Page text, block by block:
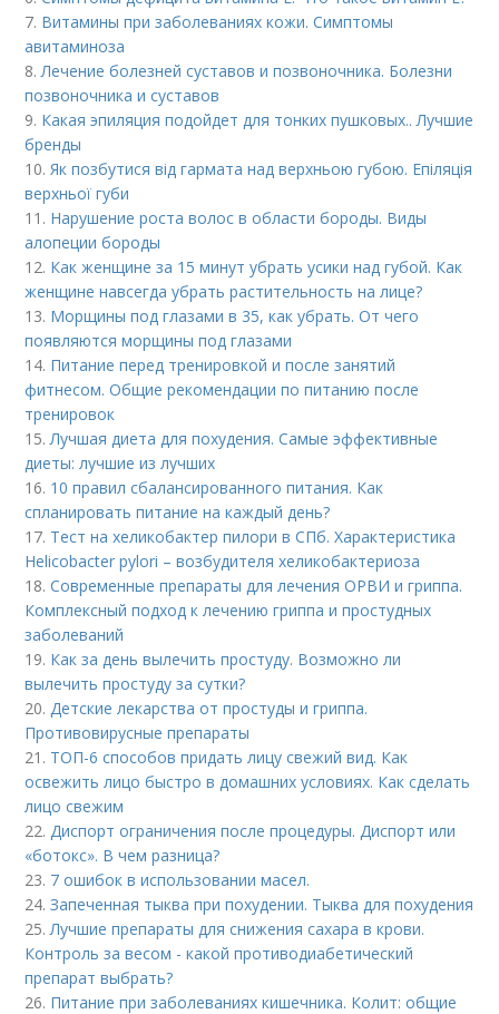
7. Витамины при заболеваниях кожи. Симптомы
авитаминоза
8. Лечение болезней суставов и позвоночника. Болезни
позвоночника и суставов
9. Какая эпиляция подойдет для тонких пушковых.. Лучшие
бренды
10. Як позбутися від гармата над верхньою губою. Епіляція
верхньої губи
11. Нарушение роста волос в области бороды. Виды
алопеции бороды
12. Как женщине за 15 минут убрать усики над губой. Как
женщине навсегда убрать растительность на лице?
13. Морщины под глазами в 35, как убрать. От чего
появляются морщины под глазами
14. Питание перед тренировкой и после занятий
фитнесом. Общие рекомендации по питанию после
тренировок
15. Лучшая диета для похудения. Самые эффективные
диеты: лучшие из лучших
16. 10 правил сбалансированного питания. Как
спланировать питание на каждый день?
17. Тест на хеликобактер пилори в СПб. Характеристика
Helicobacter pylori – возбудителя хеликобактериоза
18.Современные препараты для лечения ОРВИ и гриппа.
Комплексный подход к лечению гриппа и простудных
заболеваний
19. Как за день вылечить простуду. Возможно ли
вылечить простуду за сутки?
20. Детские лекарства от простуды и гриппа.
Противовирусные препараты
21. ТОП-6 способов придать лицу свежий вид. Как
освежить лицо быстро в домашних условиях. Как сделать
лицо свежим
22. Диспорт ограничения после процедуры. Диспорт или
«ботокс». В чем разница?
23. 7 ошибок в использовании масел.
24.Запеченная тыква при похудении. Тыква для похудения
25. Лучшие препараты для снижения сахара в крови.
Контроль за весом - какой противодиабетический
препарат выбрать?
26. Питание при заболеваниях кишечника. Колит: общие